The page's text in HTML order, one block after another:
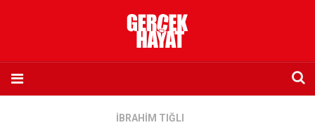
İBRAHIM TIĞLI